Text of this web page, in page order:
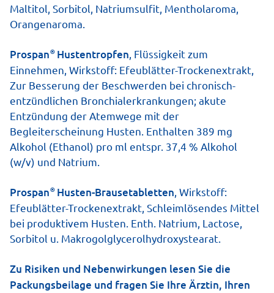
Löst den Schleim und fördert das Durchatmen
Lindert den Hustenreiz & die Entzündung
Sicher & gut verträglich
* Bei Säuglingen unter einem Jahr mit dem Arzt
Rücksprache halten.
Die Wirkung von Prospan
Prospan befreit 4-fach stark von Husten und
Bronchitis:
Maltitol, Sorbitol, Natriumsulfit, Mentholaroma,
Orangenaroma.
Prospan®Hustentropfen , Flüssigkeit zum
Einnehmen, Wirkstoff: Efeublätter-Trockenextrakt,
Zur Besserung der Beschwerden bei chronisch-
entzündlichen Bronchialerkrankungen; akute
Entzündung der Atemwege mit der
Begleiterscheinung Husten. Enthalten 389 mg
Alkohol (Ethanol) pro ml entspr. 37,4 % Alkohol
(w/v) und Natrium.
Prospan®Husten-Brausetabletten , Wirkstoff:
Efeublätter-Trockenextrakt, Schleimlösendes Mittel
bei produktivem Husten. Enth. Natrium, Lactose,
Sorbitol u. Makrogolglycerolhydroxystearat.
Zu Risiken und Nebenwirkungen lesen Sie die
Packungsbeilage und fragen Sie Ihre Ärztin, Ihren